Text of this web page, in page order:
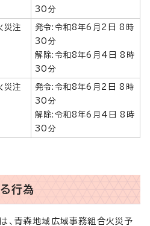
30分
災注
発令:令和8年6月2日 8時
30分
解除:令和8年6月4日 8時
30分
災注
発令:令和8年6月2日 8時
30分
解除:令和8年6月4日 8時
30分
行為
、青森地域広域事務組合火災予